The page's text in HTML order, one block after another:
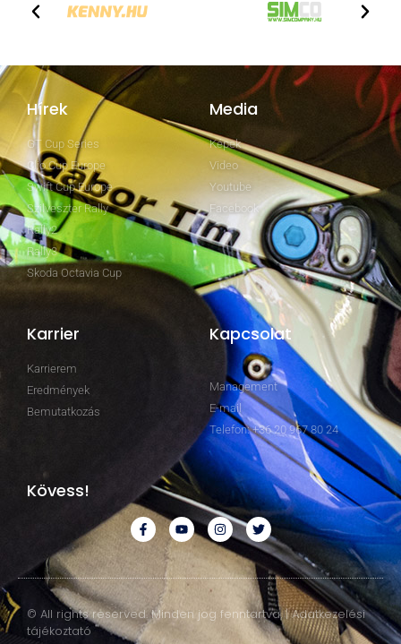
Hírek
GT Cup Series
Clio Cup Europe
Swift Cup Europe
Szilveszter Rally
Rally2
Rally3
Skoda Octavia Cup
Media
Képek
Video
Youtube
Facebook
Karrier
Karrierem
Eredmények
Bemutatkozás
Kapcsolat
Management
E-mail
Telefon: +36 20 967 80 24
Kövess!
© All rights reserved. Minden jog fenntartva. | Adatkezelési
tájékoztató